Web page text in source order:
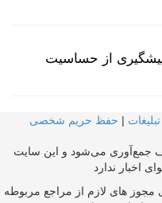
از حساسیت
تبلیغات | حفظ حریم شخصی
جمع‌آوری می‌شود و این سایت
اخبار ندارد
مجوز های لازم از مراجع مربوطه